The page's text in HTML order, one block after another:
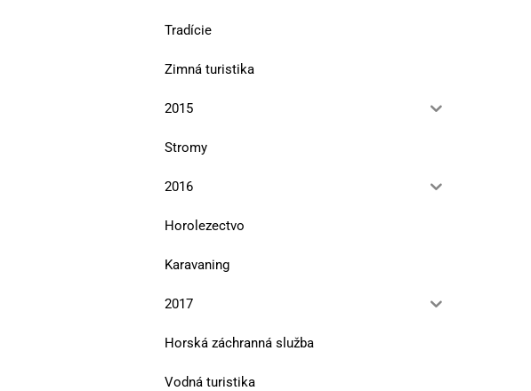
Tradície
Zimná turistika
2015
Stromy
2016
Horolezectvo
Karavaning
2017
Horská záchranná služba
Vodná turistika